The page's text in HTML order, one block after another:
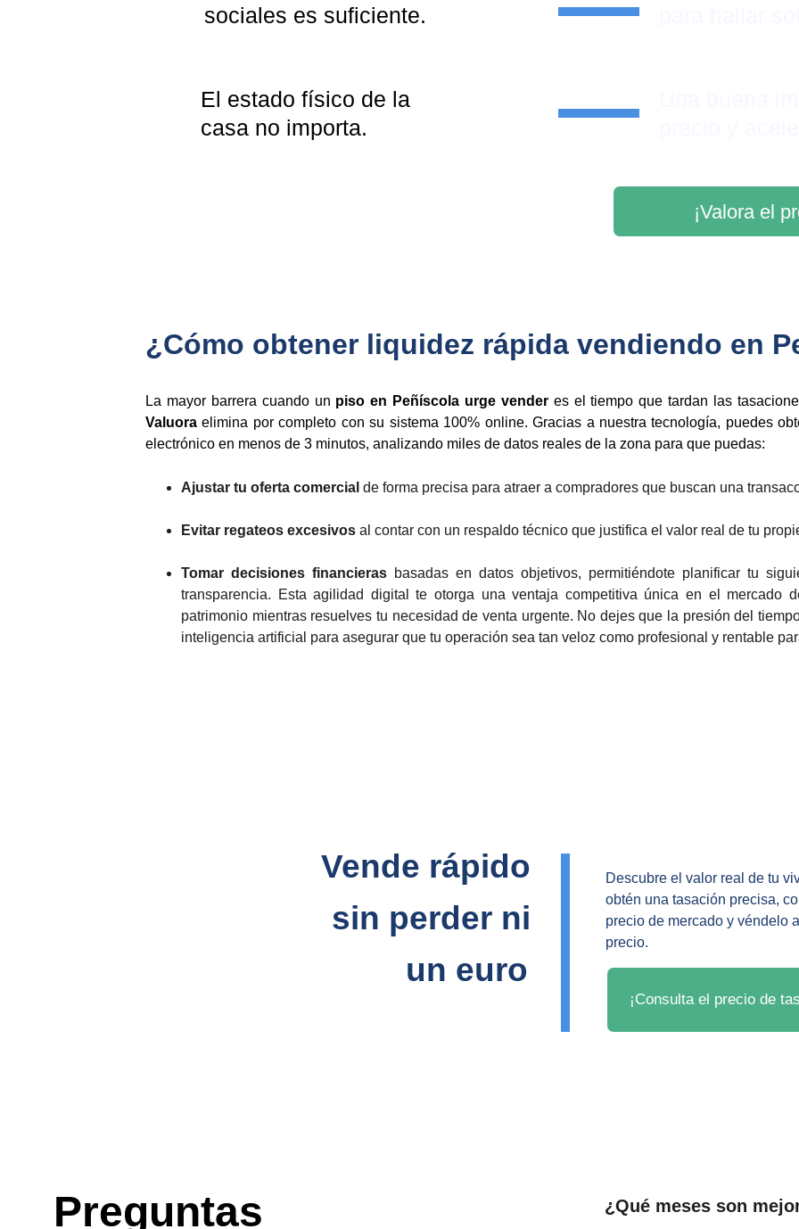
¡Valora el
sociales es suficiente.
El estado físico de la
casa no importa.
¿Cómo obtener liquidez rápida vendiendo en
La mayor barrera cuando un piso en Peñíscola urge venderes el tiempo que tardan las
Valuora elimina por completo con su sistema 100% online. Gracias a nuestra tecnología, puedes
electrónico en menos de 3 minutos, analizando miles de datos reales de la zona para que puedas:
Ajustar tu oferta comercialde forma precisa para atraer a compradores que buscan una
Evitar regateos excesivos al contar con un respaldo técnico que justifica el valor real de tu
Tomar decisiones financieras basadas en datos objetivos, permitiéndote planificar tu
transparencia. Esta agilidad digital te otorga una ventaja competitiva única en el mercado
patrimonio mientras resuelves tu necesidad de venta urgente. No dejes que la presión del
inteligencia artificial para asegurar que tu operación sea tan veloz como profesional y rentable
Vende rápido
sin perder ni
un euro
¡Consulta el precio de
Descubre el valor real de tu
obtén una tasación precisa,
precio de mercado y véndelo
precio.
Preguntas ¿Qué meses son